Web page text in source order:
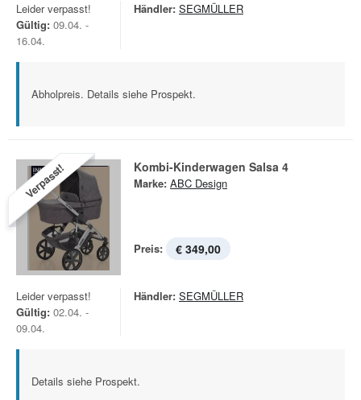
Leider verpasst!
Gültig: 09.04. -
16.04.
Händler: SEGMÜLLER
Abholpreis. Details siehe Prospekt.
Verpasst! Kombi-Kinderwagen Salsa 4
Marke: ABC Design
Preis: € 349,00
Leider verpasst!
Gültig: 02.04. -
09.04.
Händler: SEGMÜLLER
Details siehe Prospekt.